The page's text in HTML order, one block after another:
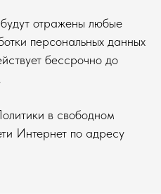
отражены любые
персональных данных
бессрочно до
в свободном
Интернет по адресу